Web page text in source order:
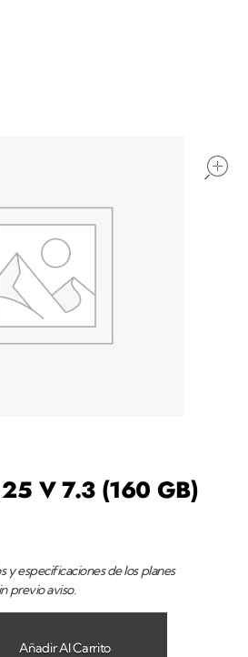
V 7.3 (160 GB)
y especificaciones de los planes
previo aviso.
Añadir Al Carrito